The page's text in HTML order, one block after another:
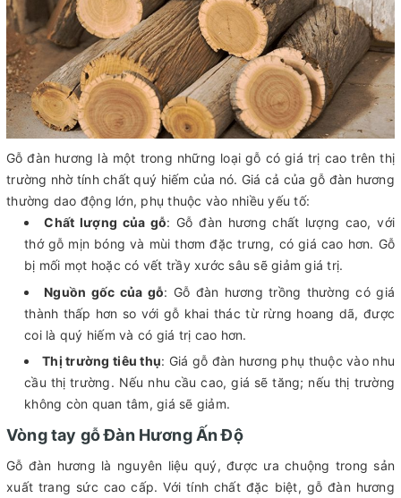
Gỗ đàn hương là một trong những loại gỗ có giá trị cao trên thị
trường nhờ tính chất quý hiếm của nó. Giá cả của gỗ đàn hương
thường dao động lớn, phụ thuộc vào nhiều yếu tố:
Chất lượng của gỗ: Gỗ đàn hương chất lượng cao, với
thớ gỗ mịn bóng và mùi thơm đặc trưng, có giá cao hơn. Gỗ
bị mối mọt hoặc có vết trầy xước sâu sẽ giảm giá trị.
Nguồn gốc của gỗ: Gỗ đàn hương trồng thường có giá
thành thấp hơn so với gỗ khai thác từ rừng hoang dã, được
coi là quý hiếm và có giá trị cao hơn.
Thị trường tiêu thụ: Giá gỗ đàn hương phụ thuộc vào nhu
cầu thị trường. Nếu nhu cầu cao, giá sẽ tăng; nếu thị trường
không còn quan tâm, giá sẽ giảm.
Vòng tay gỗ Đàn Hương Ấn Độ
Gỗ đàn hương là nguyên liệu quý, được ưa chuộng trong sản
xuất trang sức cao cấp. Với tính chất đặc biệt, gỗ đàn hương